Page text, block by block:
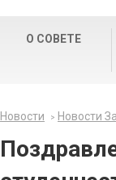
О СОВЕТЕ
Новости Новости